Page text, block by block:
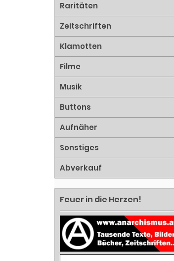
Raritäten
Zeitschriften
Klamotten
Filme
Musik
Buttons
Aufnäher
Sonstiges
Abverkauf
Feuer in die Herzen!